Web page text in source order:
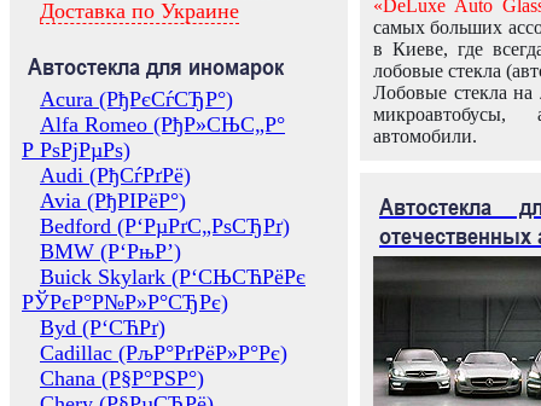
Доставка по Украине
Автостекла для иномарок
Acura (РђРєСѓСЂР°)
Alfa Romeo (РђР»СЊС„Р°
Р РѕРјРµРѕ)
Audi (РђСѓРґРё)
Avia (РђРІРёР°)
Bedford (Р‘РµРґС„РѕСЂРґ)
BMW (Р‘РњР’)
Buick Skylark (Р‘СЊСЋРёРє
РЎРєР°Р№Р»Р°СЂРє)
Byd (Р‘СЋРґ)
Cadillac (РљР°РґРёР»Р°Рє)
Chana (Р§Р°РЅР°)
«DeLuxe Auto
самых больших
в Киеве, где
лобовые стекла
Лобовые стекла на
микроавтобусы,
автомобили.
Автостекла
отечественных